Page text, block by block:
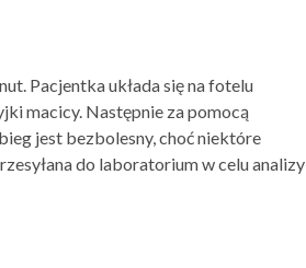
Pacjentka układa się na fotelu
macicy. Następnie za pomocą
jest bezbolesny, choć niektóre
do laboratorium w celu analizy